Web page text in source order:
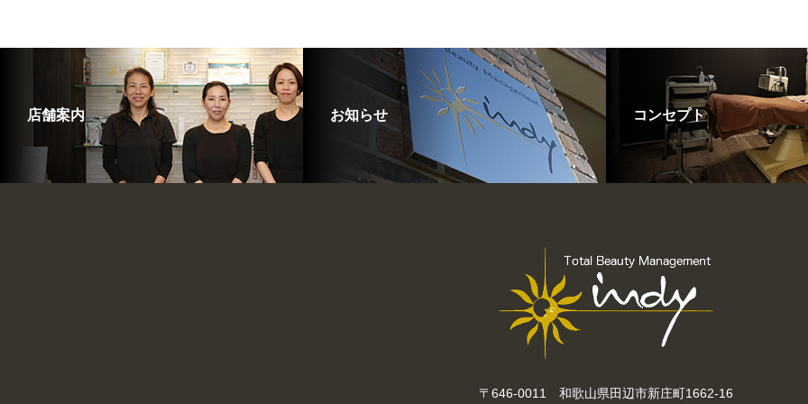
店舗案内 お知らせ コンセプト
〒646-0011 和歌山県田辺市新庄町1662-16